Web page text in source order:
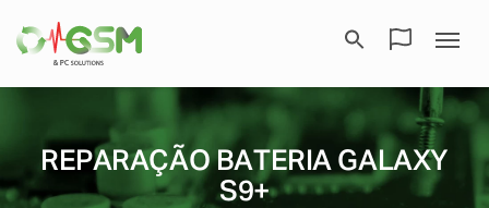
REPARAÇÃO BATERIA GALAXY
S9+